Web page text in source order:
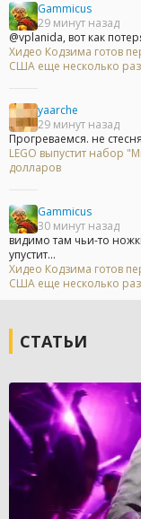
Gammicus
29 минут назад
@vplanida, вот как
Хидео Кодзима готов
США еще несколько раз
yaarche
29 минут назад
Прогреваемся. не
LEGO выпустит набор
долларов
Gammicus
30 минут назад
видимо там чьи-то
упустит...
Хидео Кодзима готов
США еще несколько раз
СТАТЬИ